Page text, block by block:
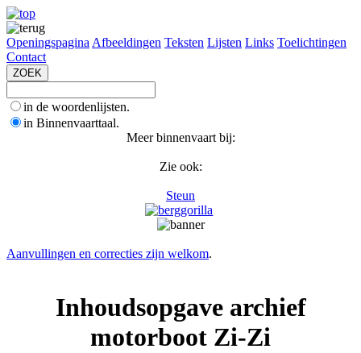
Openingspagina Afbeeldingen Teksten Lijsten Links Toelichtingen
Contact
in de woordenlijsten.
in Binnenvaarttaal.
Meer binnenvaart bij:
Zie ook:
Steun
Aanvullingen en correcties zijn welkom.
Inhoudsopgave archief
motorboot Zi-Zi